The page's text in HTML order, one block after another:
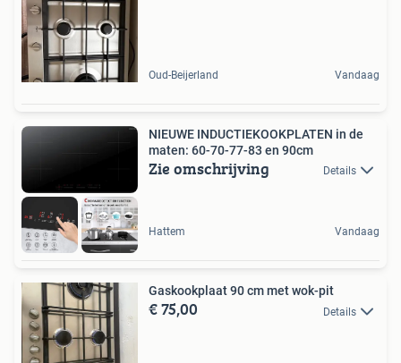
Oud-Beijerland Vandaag
NIEUWE INDUCTIEKOOKPLATEN in de
maten: 60-70-77-83 en 90cm
Zie omschrijving Details
Hattem Vandaag
Gaskookplaat 90 cm met wok-pit
€ 75,00 Details